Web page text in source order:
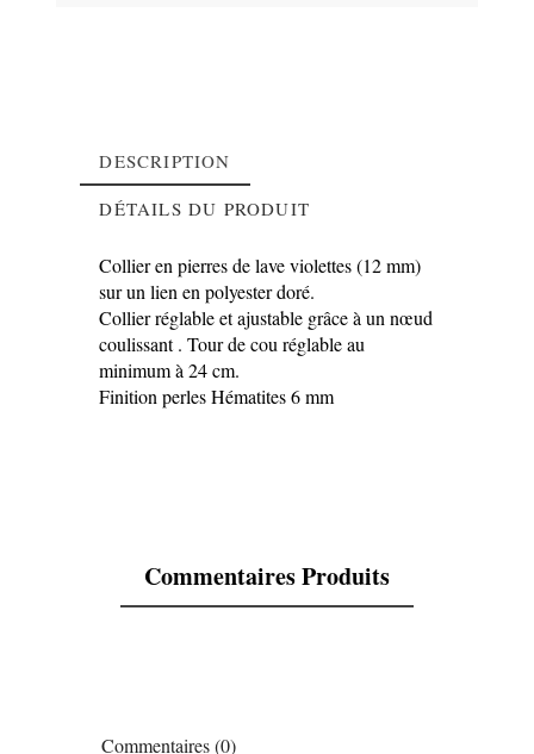
DESCRIPTION
DÉTAILS DU PRODUIT
Collier en pierres de lave violettes (12 mm)
sur un lien en polyester doré.
Collier réglable et ajustable grâce à un nœud
coulissant . Tour de cou réglable au
minimum à 24 cm.
Finition perles Hématites 6 mm
RéférenceCOPL
En stock 1 Article
Commentaires Produits
Commentaires (0)